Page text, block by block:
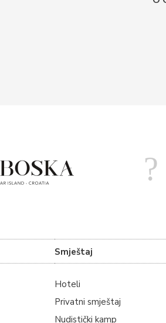
Smještaj
Hoteli
Privatni smještaj
Nudistički kamp